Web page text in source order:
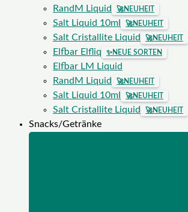
RandM Liquid
🚀NEUHEIT
Salt Liquid 10ml 🚀NEUHEIT
Salt Cristallite Liquid 🚀NEUHEIT
Elfbar Elfliq ✨NEUE SORTEN
Elfbar LM Liquid
RandM Liquid
🚀NEUHEIT
Salt Liquid 10ml 🚀NEUHEIT
Salt Cristallite Liquid 🚀NEUHEIT
Snacks/Getränke